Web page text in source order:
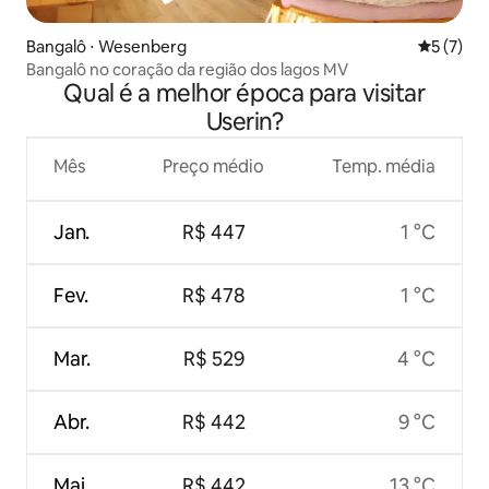
Bangalô ⋅ Wesenberg 5 de
5 (7)
Bangalô no coração da região dos lagos MV
Qual é a melhor época para visitar
Userin?
Mês
Jan.
Fev.
Mar.
Abr.
Preço médio
R$ 447
R$ 478
R$ 529
R$ 442
Temp. média
1 °C
1 °C
4 °C
9 °C